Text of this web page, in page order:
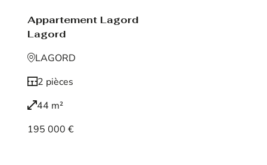
Appartement Lagord
Lagord
LAGORD
2 pièces
44 m²
195 000 €